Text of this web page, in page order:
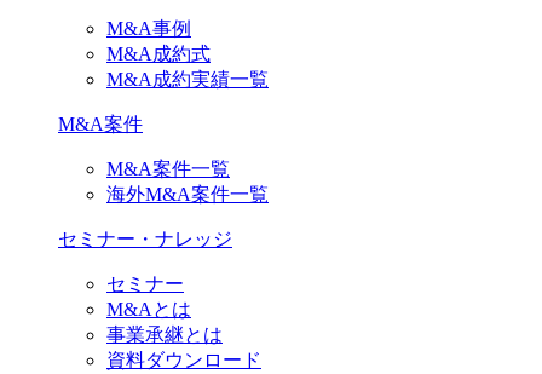
M&A事例
M&A成約式
M&A成約実績一覧
M&A案件
M&A案件一覧
海外M&A案件一覧
セミナー・ナレッジ
セミナー
M&Aとは
事業承継とは
資料ダウンロード